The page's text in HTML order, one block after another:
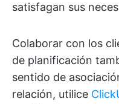
satisfagan sus
Colaborar con los
de planificación
sentido de
relación, utilice